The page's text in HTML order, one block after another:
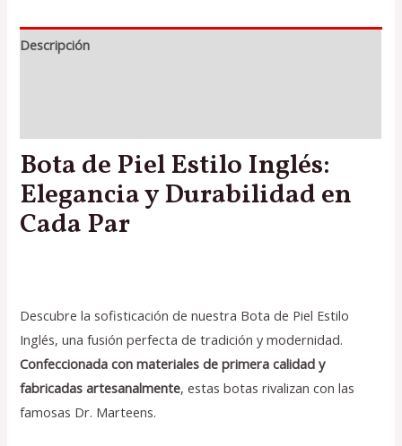
Descripción
Bota de Piel Estilo Inglés:
Elegancia y Durabilidad en
Cada Par
Descubre la sofisticación de nuestra Bota de Piel Estilo
Inglés, una fusión perfecta de tradición y modernidad.
Confeccionada con materiales de primera calidad y
fabricadas artesanalmente, estas botas rivalizan con las
famosas Dr. Marteens.